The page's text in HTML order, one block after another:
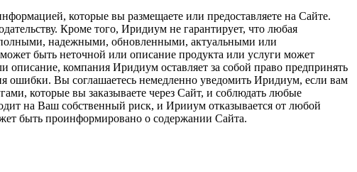
которые вы размещаете или предоставляете на Сайте.
Кроме того, Иридиум не гарантирует, что любая
полными, надежными, обновленными, актуальными или
быть неточной или описание продукта или услуги может
описание, компания Иридиум оставляет за собой право предпринять
ошибки. Вы соглашаетесь немедленно уведомить Иридиум, если вам
которые вы заказываете через Сайт, и соблюдать любые
на Ваш собственный риск, и Ирииум отказывается от любой
быть проинформировано о содержании Сайта.